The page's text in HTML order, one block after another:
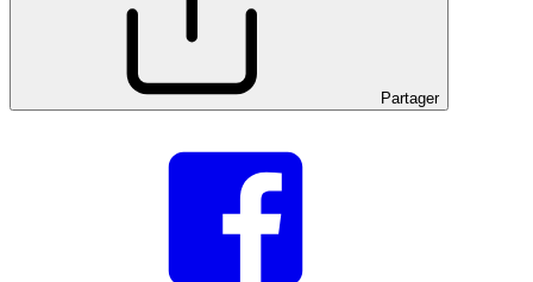
Partager